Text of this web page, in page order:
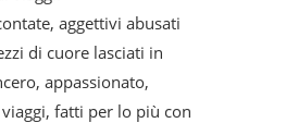
aggettivi abusati
di cuore lasciati in
appassionato,
fatti per lo più con